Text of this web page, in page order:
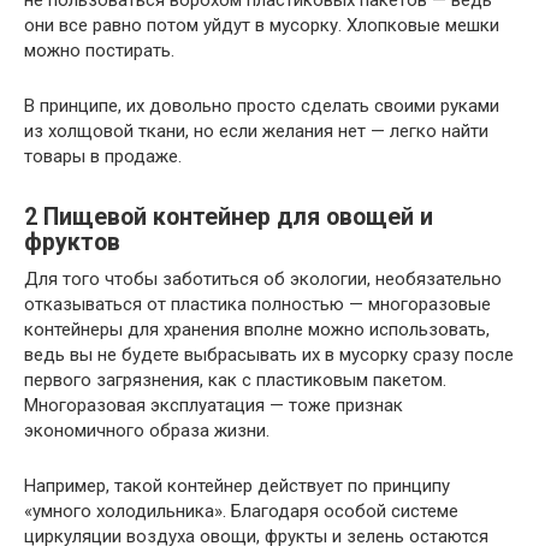
они все равно потом уйдут в мусорку. Хлопковые мешки
можно постирать.
В принципе, их довольно просто сделать своими руками
из холщовой ткани, но если желания нет — легко найти
товары в продаже.
2 Пищевой контейнер для овощей и
фруктов
Для того чтобы заботиться об экологии, необязательно
отказываться от пластика полностью — многоразовые
контейнеры для хранения вполне можно использовать,
ведь вы не будете выбрасывать их в мусорку сразу после
первого загрязнения, как с пластиковым пакетом.
Многоразовая эксплуатация — тоже признак
экономичного образа жизни.
Например, такой контейнер действует по принципу
«умного холодильника». Благодаря особой системе
циркуляции воздуха овощи, фрукты и зелень остаются